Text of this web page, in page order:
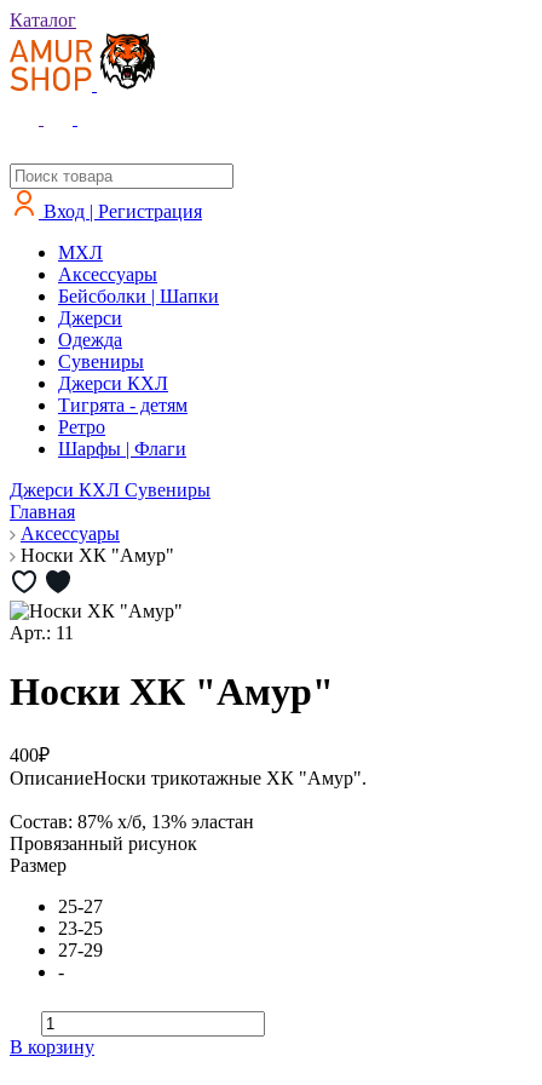
Каталог
Вход | Регистрация
MXЛ
Аксессуары
Бейсболки | Шапки
Джерси
Одежда
Сувениры
Джерси КХЛ
Тигрята - детям
Ретро
Шарфы | Флаги
Джерси КХЛ Сувениры
Главная
Аксессуары
Носки ХК "Амур"
Арт.: 11
Носки ХК "Амур"
400₽
ОписаниеНоски трикотажные ХК "Амур".
Состав: 87% х/б, 13% эластан
Провязанный рисунок
Размер
25-27
23-25
27-29
-
В корзину